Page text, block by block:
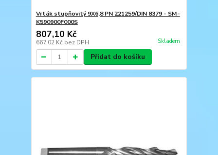
Vrták stupňovitý 9X6,8 PN 221259/DIN 8379 - SM-
K590900F000S
807,10 Kč
667,02 Kč bez DPH Skladem
Přidat do košíku